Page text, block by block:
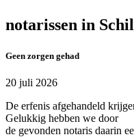
notarissen in
Geen zorgen gehad
20 juli 2026
De erfenis afgehandeld
Gelukkig hebben we door
de gevonden notaris daarin